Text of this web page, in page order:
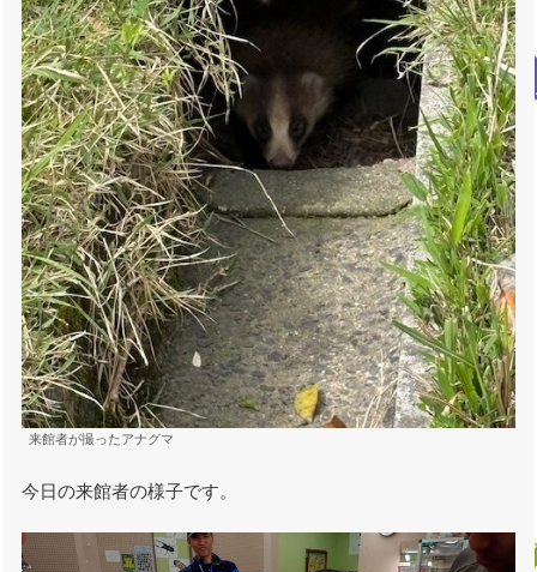
来館者が撮ったアナグマ
今日の来館者の様子です。